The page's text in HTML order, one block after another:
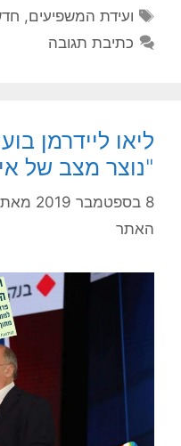
ועידת המשפיעים,
כתיבת תגובה
ליאו ליידרמן
"נוצר מצב של
8 בספטמבר 2019 מאת
האתר